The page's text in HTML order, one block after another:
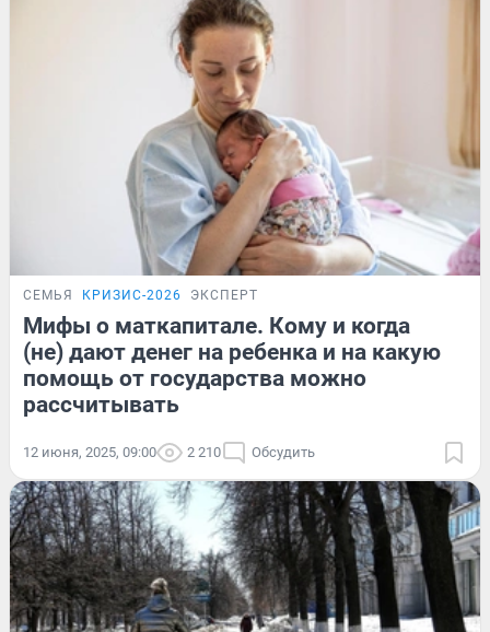
СЕМЬЯ КРИЗИС-2026 ЭКСПЕРТ
Мифы о маткапитале. Кому и когда
(не) дают денег на ребенка и на какую
помощь от государства можно
рассчитывать
12 июня, 2025, 09:00 2 210 Обсудить